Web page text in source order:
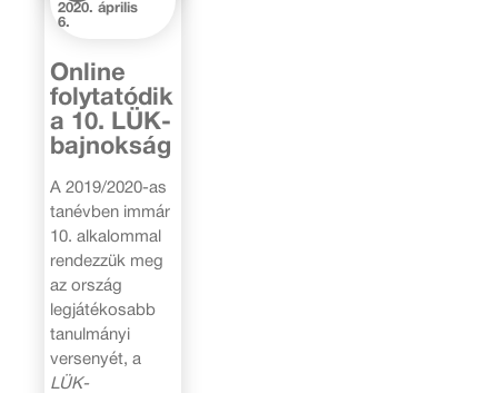
2020. április
6.
Online
folytatódik
a 10. LÜK-
bajnokság
A 2019/2020-as
tanévben immár
10. alkalommal
rendezzük meg
az ország
legjátékosabb
tanulmányi
versenyét, a
LÜK-